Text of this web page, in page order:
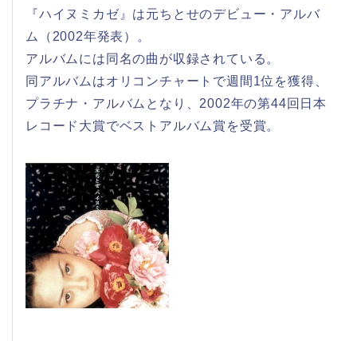
『ハイヌミカゼ』は元ちとせのデビュー・アルバ
ム（2002年発表）。
アルバムには同名の曲が収録されている。
同アルバムはオリコンチャートで週間1位を獲得、
プラチナ・アルバムとなり、2002年の第44回日本
レコード大賞でベストアルバム賞を受賞。